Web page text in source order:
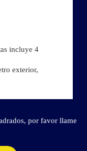
incluye 4
exterior,
por favor llame